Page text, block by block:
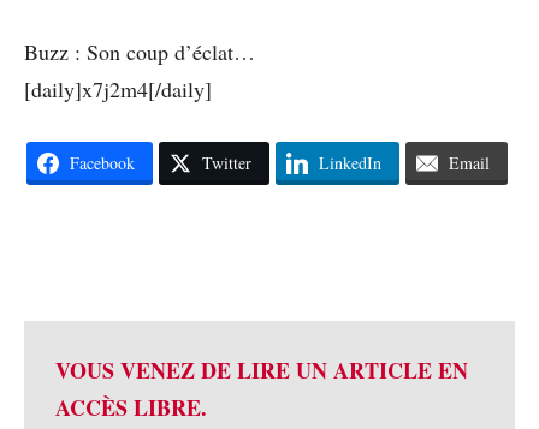
Buzz : Son coup d’éclat…
[daily]x7j2m4[/daily]
Facebook Twitter LinkedIn Email
VOUS VENEZ DE LIRE UN ARTICLE EN
ACCÈS LIBRE.